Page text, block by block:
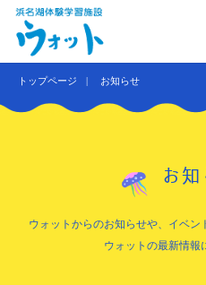
トップページ お知らせ
お知
ウォットからのお知らせや、イベン
ウォットの最新情報